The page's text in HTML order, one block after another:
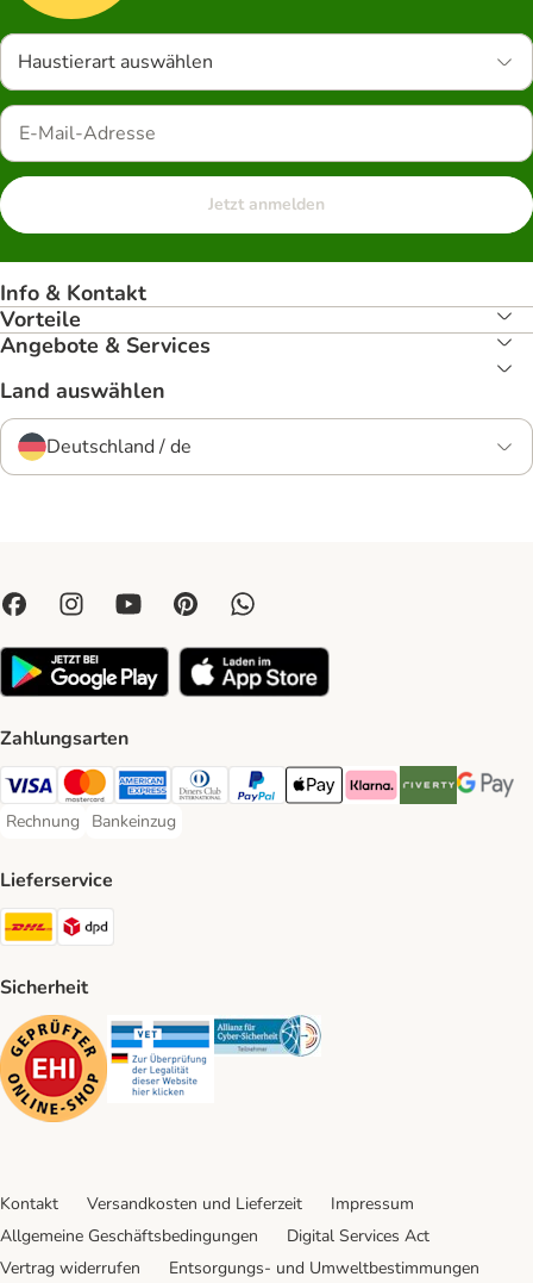
Haustierart auswählen
Jetzt anmelden
Info & Kontakt
Vorteile
Angebote & Services
Land auswählen
Deutschland / de
Zahlungsarten
Visa Payment Method
Mastercard Payment Method
American Express Payment Method
Diners Club Payment Method
PayPal Payment Method
Apple Pay Payment Method
Klarna Payment Method
Riverty Payment
Google
Rechnung
Rechnung Payment Method
Bankeinzug
Bankeinzug Payment Method
Lieferservice
DHL Shipping Method
Sicherheit
Security Security Security
Kontakt Versandkosten und Lieferzeit
Impressum
Allgemeine Geschäftsbedingungen
Digital Services Act
Vertrag widerrufen
Entsorgungs- und Umweltbestimmungen